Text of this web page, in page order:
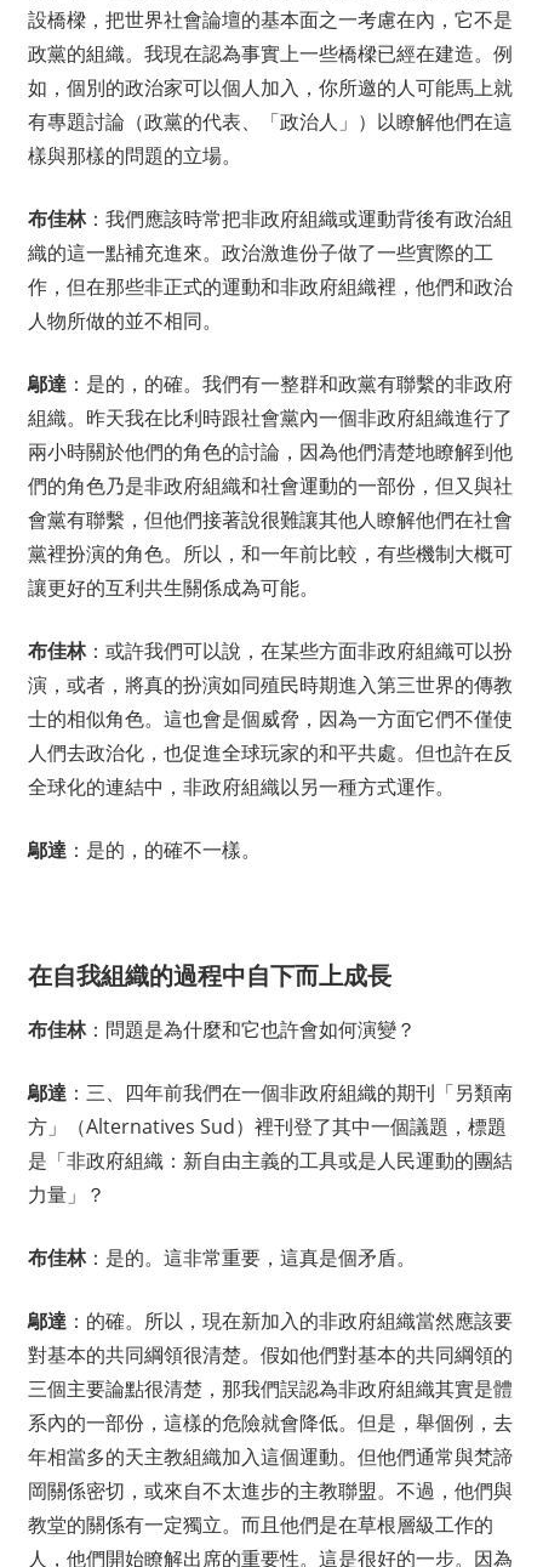
設橋樑，把世界社會論壇的基本面之一考慮在內，它不是
政黨的組織。我現在認為事實上一些橋樑已經在建造。例
如，個別的政治家可以個人加入，你所邀的人可能馬上就
有專題討論（政黨的代表、「政治人」）以瞭解他們在這
樣與那樣的問題的立場。
布佳林：我們應該時常把非政府組織或運動背後有政治組
織的這一點補充進來。政治激進份子做了一些實際的工
作，但在那些非正式的運動和非政府組織裡，他們和政治
人物所做的並不相同。
鄔達：是的，的確。我們有一整群和政黨有聯繫的非政府
組織。昨天我在比利時跟社會黨內一個非政府組織進行了
兩小時關於他們的角色的討論，因為他們清楚地瞭解到他
們的角色乃是非政府組織和社會運動的一部份，但又與社
會黨有聯繫，但他們接著說很難讓其他人瞭解他們在社會
黨裡扮演的角色。所以，和一年前比較，有些機制大概可
讓更好的互利共生關係成為可能。
布佳林：或許我們可以說，在某些方面非政府組織可以扮
演，或者，將真的扮演如同殖民時期進入第三世界的傳教
士的相似角色。這也會是個威脅，因為一方面它們不僅使
人們去政治化，也促進全球玩家的和平共處。但也許在反
全球化的連結中，非政府組織以另一種方式運作。
鄔達：是的，的確不一樣。
在自我組織的過程中自下而上成長
布佳林：問題是為什麼和它也許會如何演變？
鄔達：三、四年前我們在一個非政府組織的期刊「另類南
方」（Alternatives Sud）裡刊登了其中一個議題，標題
是「非政府組織：新自由主義的工具或是人民運動的團結
力量」？
布佳林：是的。這非常重要，這真是個矛盾。
鄔達：的確。所以，現在新加入的非政府組織當然應該要
對基本的共同綱領很清楚。假如他們對基本的共同綱領的
三個主要論點很清楚，那我們誤認為非政府組織其實是體
系內的一部份，這樣的危險就會降低。但是，舉個例，去
年相當多的天主教組織加入這個運動。但他們通常與梵諦
岡關係密切，或來自不太進步的主教聯盟。不過，他們與
教堂的關係有一定獨立。而且他們是在草根層級工作的
人，他們開始瞭解出席的重要性。這是很好的一步。因為